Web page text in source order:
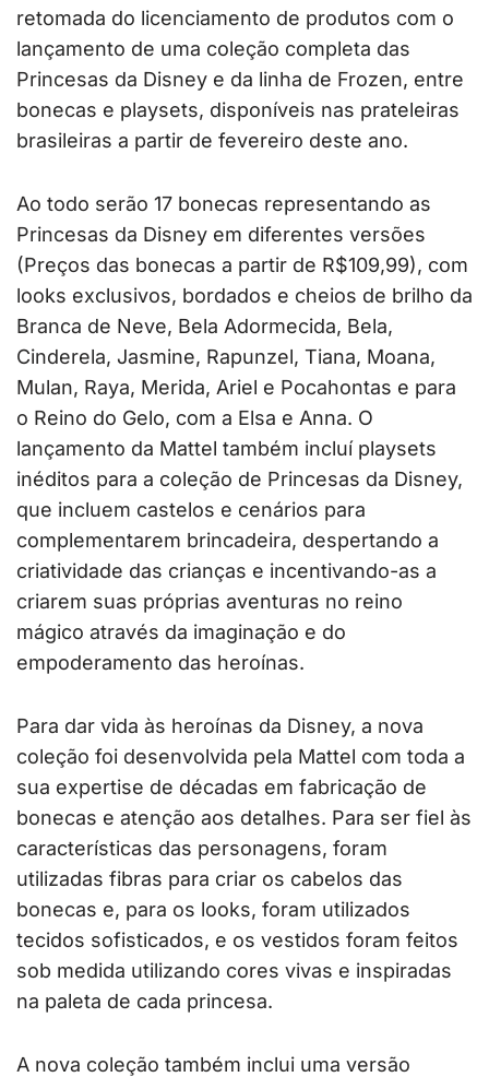
retomada do licenciamento de produtos com o
lançamento de uma coleção completa das
Princesas da Disney e da linha de Frozen, entre
bonecas e playsets, disponíveis nas prateleiras
brasileiras a partir de fevereiro deste ano.
Ao todo serão 17 bonecas representando as
Princesas da Disney em diferentes versões
(Preços das bonecas a partir de R$109,99), com
looks exclusivos, bordados e cheios de brilho da
Branca de Neve, Bela Adormecida, Bela,
Cinderela, Jasmine, Rapunzel, Tiana, Moana,
Mulan, Raya, Merida, Ariel e Pocahontas e para
o Reino do Gelo, com a Elsa e Anna. O
lançamento da Mattel também incluí playsets
inéditos para a coleção de Princesas da Disney,
que incluem castelos e cenários para
complementarem brincadeira, despertando a
criatividade das crianças e incentivando-as a
criarem suas próprias aventuras no reino
mágico através da imaginação e do
empoderamento das heroínas.
Para dar vida às heroínas da Disney, a nova
coleção foi desenvolvida pela Mattel com toda a
sua expertise de décadas em fabricação de
bonecas e atenção aos detalhes. Para ser fiel às
características das personagens, foram
utilizadas fibras para criar os cabelos das
bonecas e, para os looks, foram utilizados
tecidos sofisticados, e os vestidos foram feitos
sob medida utilizando cores vivas e inspiradas
na paleta de cada princesa.
A nova coleção também inclui uma versão